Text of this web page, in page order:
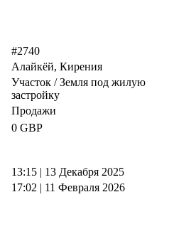
#2740
Алайкёй, Кирения
Участок / Земля под жилую
застройку
Продажи
0 GBP
13:15 | 13 Декабря 2025
17:02 | 11 Февраля 2026